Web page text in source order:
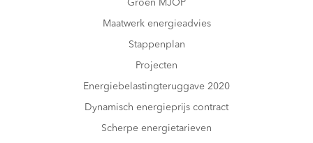
Groen MJOP
Maatwerk energieadvies
Stappenplan
Projecten
Energiebelastingteruggave 2020
Dynamisch energieprijs contract
Scherpe energietarieven